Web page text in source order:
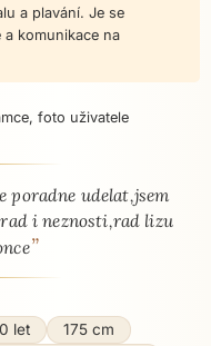
a plavání. Je se
a komunikace na
poradne udelat,jsem
i neznosti,rad lizu
”
let
175 cm